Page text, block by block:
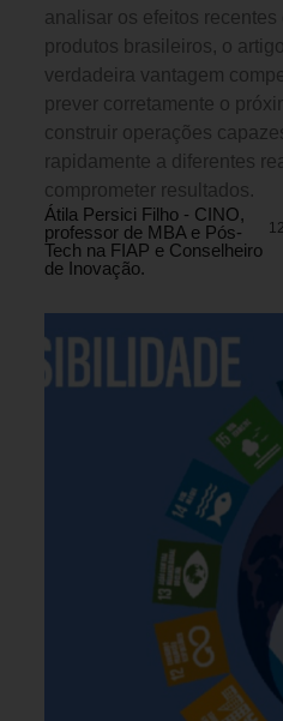
analisar os efeitos recentes
produtos brasileiros, o
verdadeira vantagem
prever corretamente o
construir operações
rapidamente a diferentes
comprometer resultados.
Átila Persici Filho - CINO,
professor de MBA e Pós-
Tech na FIAP e Conselheiro
de Inovação.